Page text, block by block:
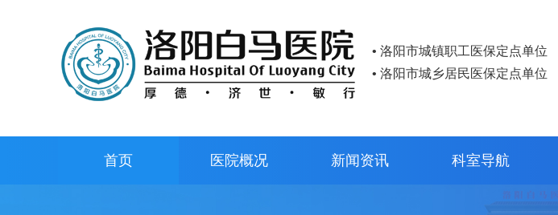
• 洛阳市城镇职工医保定点单位
• 洛阳市城乡居民医保定点单位
首页 医院概况 新闻资讯 科室导航